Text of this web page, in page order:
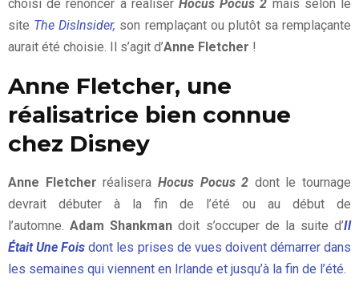
choisi de renoncer à réaliser Hocus Pocus 2 mais selon le
site The DisInsider, son remplaçant ou plutôt sa remplaçante
aurait été choisie. Il s’agit d’Anne Fletcher !
Anne Fletcher, une
réalisatrice bien connue
chez Disney
Anne Fletcherréalisera Hocus Pocus 2 dont le tournage
devrait débuter à la fin de l’été ou au début de
l’automne.Adam Shankmandoit s’occuper de la suite d’Il
Était Une Foisdont les prises de vues doivent démarrer dans
les semaines qui viennent en Irlande et jusqu’à la fin de l’été.